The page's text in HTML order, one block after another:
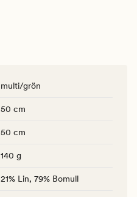
multi/grön
50 cm
50 cm
140 g
21% Lin, 79% Bomull